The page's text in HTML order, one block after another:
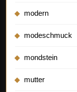
modern
modeschmuck
mondstein
mutter